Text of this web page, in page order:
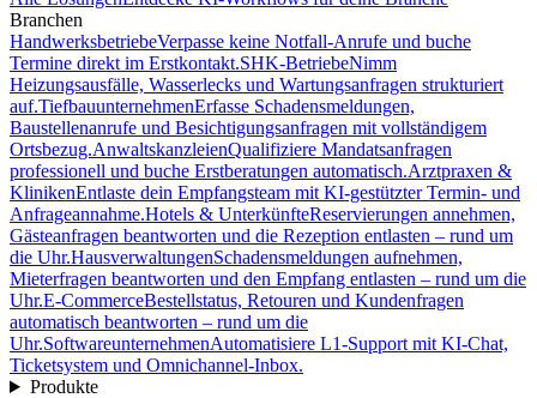
Branchen
HandwerksbetriebeVerpasse keine Notfall-Anrufe und buche
Termine direkt im Erstkontakt.SHK-BetriebeNimm
Heizungsausfälle, Wasserlecks und Wartungsanfragen strukturiert
auf.TiefbauunternehmenErfasse Schadensmeldungen,
Baustellenanrufe und Besichtigungsanfragen mit vollständigem
Ortsbezug.AnwaltskanzleienQualifiziere Mandatsanfragen
professionell und buche Erstberatungen automatisch.Arztpraxen &
KlinikenEntlaste dein Empfangsteam mit KI-gestützter Termin- und
Anfrageannahme.Hotels & UnterkünfteReservierungen annehmen,
Gästeanfragen beantworten und die Rezeption entlasten – rund um
die Uhr.HausverwaltungenSchadensmeldungen aufnehmen,
Mieterfragen beantworten und den Empfang entlasten – rund um die
Uhr.E-CommerceBestellstatus, Retouren und Kundenfragen
automatisch beantworten – rund um die
Uhr.SoftwareunternehmenAutomatisiere L1-Support mit KI-Chat,
Ticketsystem und Omnichannel-Inbox.
Produkte